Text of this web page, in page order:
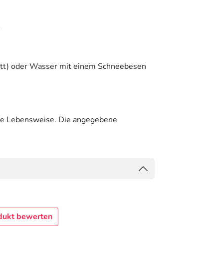
oder Wasser mit einem Schneebesen
Lebensweise. Die angegebene
bewerten